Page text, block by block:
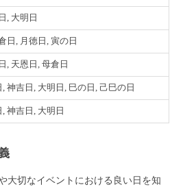
, 大明日
日, 月徳日, 寅の日
, 天恩日, 母倉日
神吉日, 大明日, 巳の日, 己巳の日
神吉日, 大明日
大切なイベントにおける良い日を知